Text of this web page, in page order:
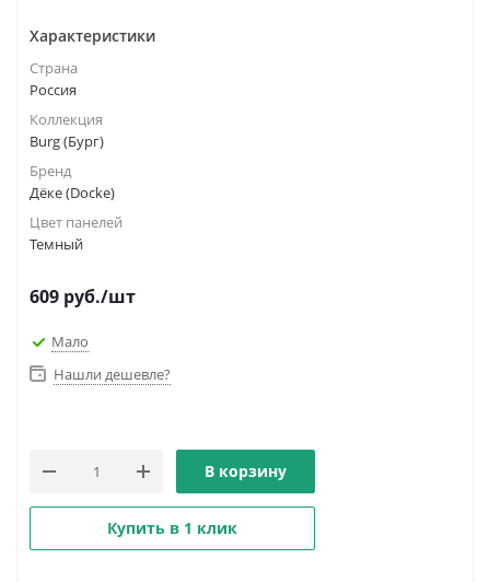
Характеристики
Страна
Россия
Коллекция
Burg (Бург)
Бренд
Дёке (Docke)
Цвет панелей
Темный
609 руб./шт
Мало
Нашли дешевле?
В корзину
Купить в 1 клик